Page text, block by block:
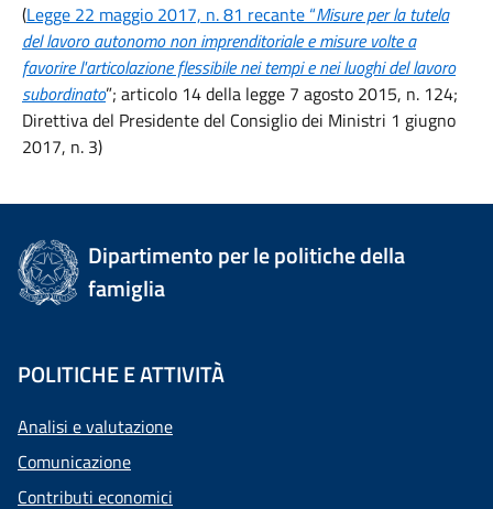
(Legge 22 maggio 2017, n. 81 recante “Misure per la tutela
del lavoro autonomo non imprenditoriale e misure volte a
favorire l'articolazione flessibile nei tempi e nei luoghi del lavoro
subordinato”; articolo 14 della legge 7 agosto 2015, n. 124;
Direttiva del Presidente del Consiglio dei Ministri 1 giugno
2017, n. 3)
Dipartimento per le politiche della
famiglia
POLITICHE E ATTIVITÀ
Analisi e valutazione
Comunicazione
Contributi economici